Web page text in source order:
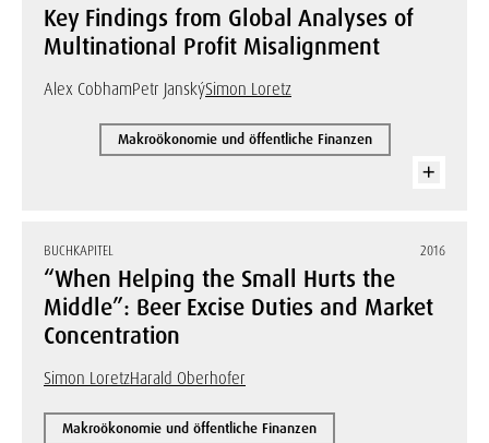
Key Findings from Global Analyses of
Multinational Profit Misalignment
Alex CobhamPetr JanskýSimon Loretz
Makroökonomie und öffentliche Finanzen
BUCHKAPITEL 2016
“When Helping the Small Hurts the
Middle”: Beer Excise Duties and Market
Concentration
Simon LoretzHarald Oberhofer
Makroökonomie und öffentliche Finanzen